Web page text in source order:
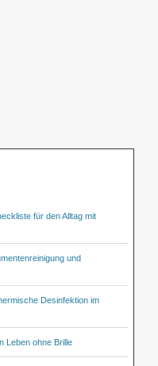
für den Alltag mit
und
Desinfektion im
Leben ohne Brille